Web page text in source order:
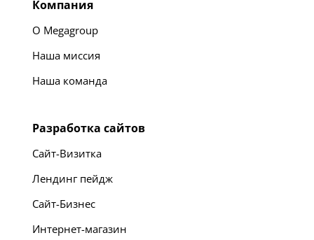
Компания
О Megagroup
Наша миссия
Наша команда
Разработка сайтов
Сайт-Визитка
Лендинг пейдж
Сайт-Бизнес
Интернет-магазин